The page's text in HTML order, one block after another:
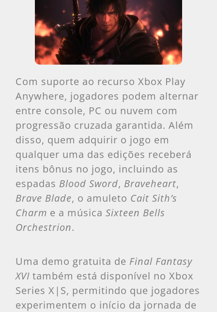
Com suporte ao recurso Xbox Play
Anywhere, jogadores podem alternar
entre console, PC ou nuvem com
progressão cruzada garantida. Além
disso, quem adquirir o jogo em
qualquer uma das edições receberá
itens bônus no jogo, incluindo as
espadas Blood Sword, Braveheart,
Brave Blade, o amuleto Cait Sith’s
Charm e a música Sixteen Bells
Orchestrion.
Uma demo gratuita de Final Fantasy
XVI também está disponível no Xbox
Series X|S, permitindo que jogadores
experimentem o início da jornada de